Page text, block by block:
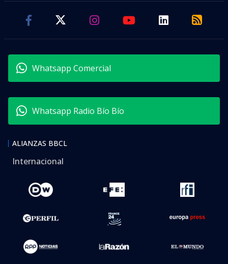
Whatsapp Comercial
Whatsapp Radio Bío Bío
ALIANZAS BBCL
Internacional